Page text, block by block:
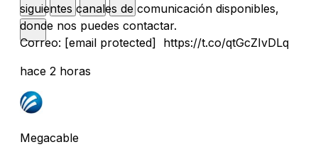
siguientes canales de comunicación disponibles,
donde nos puedes contactar.
Correo: [email protected] https://t.co/qtGcZIvDLq
hace 2 horas
Megacable